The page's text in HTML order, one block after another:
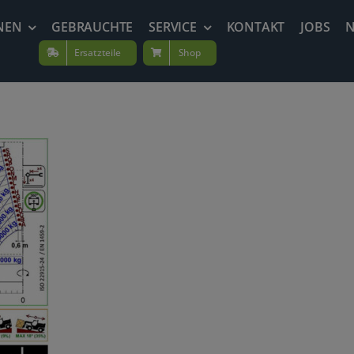
GEBRAUCHTE SERVICE KONTAKT JOBS
Ersatzteile Shop